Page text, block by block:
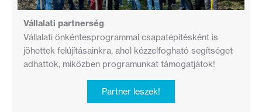
Vállalati partnerség
Vállalati önkéntesprogrammal csapatépítésként is
jöhettek felújításainkra, ahol kézzelfogható segítséget
adhattok, miközben programunkat támogatjátok!
Partner leszek!